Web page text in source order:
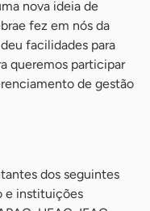
nova ideia de
fez em nós da
facilidades para
queremos participar
de gestão
dos seguintes
e instituições